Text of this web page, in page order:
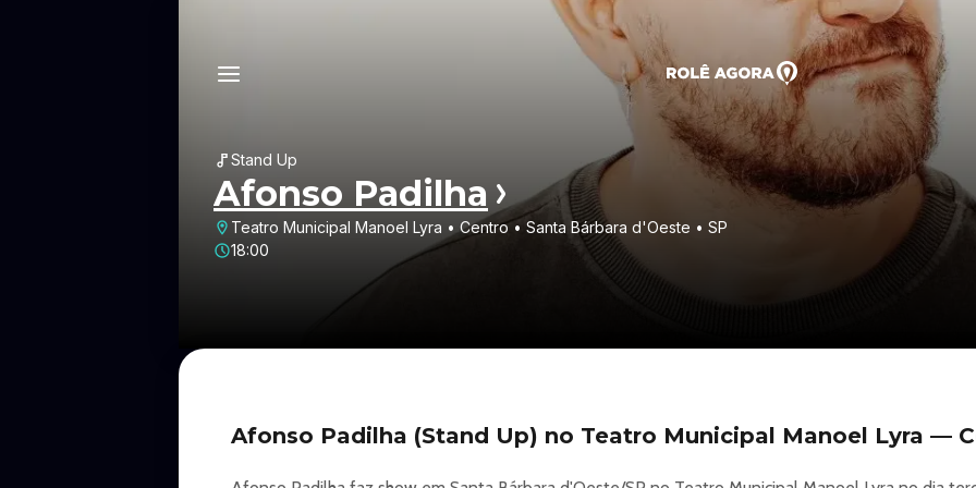
Stand Up
Afonso Padilha
Teatro Municipal Manoel Lyra • Centro • Santa Bárbara d'Oeste • SP
18:00
Afonso Padilha (Stand Up) no Teatro Municipal Manoel Lyra —